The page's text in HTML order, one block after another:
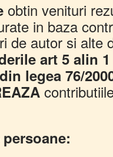
obtin venituri
in baza
de autor si alte
art 5 alin
legea 76/